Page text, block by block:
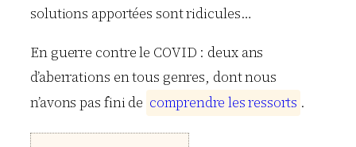
solutions apportées sont ridicules…
En guerre contre le COVID : deux ans
d’aberrations en tous genres, dont nous
n’avons pas fini de comprendre lesressorts .